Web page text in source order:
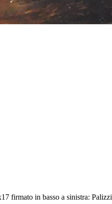
firmato in basso a sinistra: Palizzi